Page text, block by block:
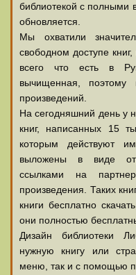
библиотекой с полными
обновляется.
Мы охватили
свободном доступе
всего что есть в
вычищенная, поэтому
произведений.
На сегодняшний день у
книг, написанных 15
которым действуют
выложены в виде
ссылками на
произведения. Таких
книги бесплатно
они полностью
Дизайн библиотеки
нужную книгу или
меню, так и с помощью